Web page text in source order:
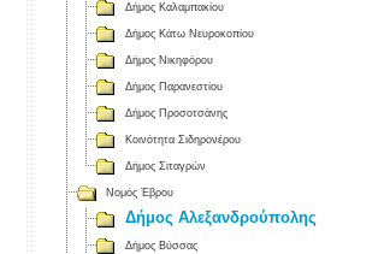
Δήμος Καλαμπακίου
Δήμος Κάτω Νευροκοπίου
Δήμος Νικηφόρου
Δήμος Παρανεστίου
Δήμος Προσοτσάνης
Κοινότητα Σιδηρονέρου
Δήμος Σιταγρών
Νομός Έβρου
Δήμος Αλεξανδρούπολης
Δήμος Βύσσας